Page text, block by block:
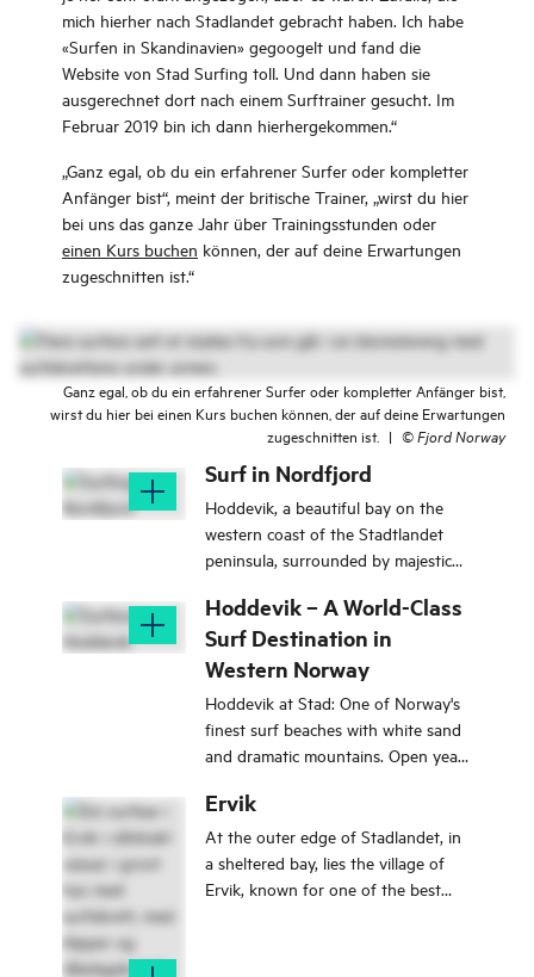
mich hierher nach Stadlandet gebracht haben. Ich habe
«Surfen in Skandinavien» gegoogelt und fand die
Website von Stad Surfing toll. Und dann haben sie
ausgerechnet dort nach einem Surftrainer gesucht. Im
Februar 2019 bin ich dann hierhergekommen.“
„Ganz egal, ob du ein erfahrener Surfer oder kompletter
Anfänger bist“, meint der britische Trainer, „wirst du hier
bei uns das ganze Jahr über Trainingsstunden oder
einen Kurs buchen können, der auf deine Erwartungen
zugeschnitten ist.“
Ganz egal, ob du ein erfahrener Surfer oder kompletter Anfänger bist,
wirst du hier bei einen Kurs buchen können, der auf deine Erwartungen
zugeschnitten ist. | ©Fjord Norway
Surf in Nordfjord
Hoddevik, a beautiful bay on the
western coast of the Stadtlandet
peninsula, surrounded by majestic
Hoddevik – A World-Class
Surf Destination in
Western Norway
Hoddevik at Stad: One of Norway's
finest surf beaches with white sand
and dramatic mountains. Open year-
Mosekleivhornet hike.
Ervik
At the outer edge of Stadlandet, in
a sheltered bay, lies the village of
Ervik, known for one of the best